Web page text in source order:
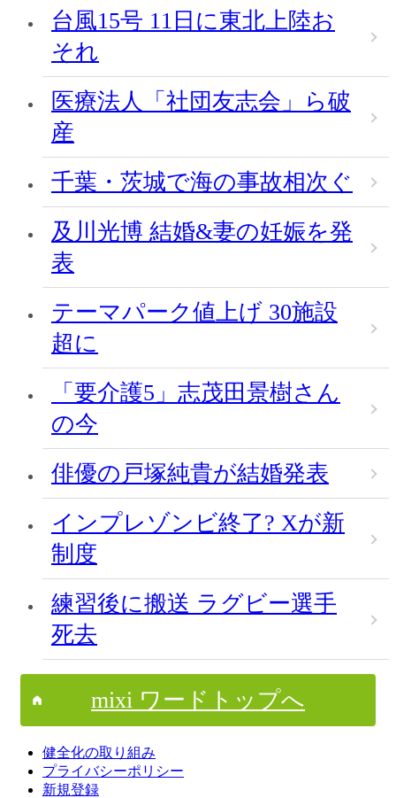
台風15号 11日に東北上陸お
それ
医療法人「社団友志会」ら破
産
千葉・茨城で海の事故相次ぐ
及川光博 結婚&妻の妊娠を発
表
テーマパーク値上げ 30施設
超に
「要介護5」志茂田景樹さん
の今
俳優の戸塚純貴が結婚発表
インプレゾンビ終了? Xが新
制度
練習後に搬送 ラグビー選手
死去
mixi ワードトップへ
健全化の取り組み
プライバシーポリシー
新規登録